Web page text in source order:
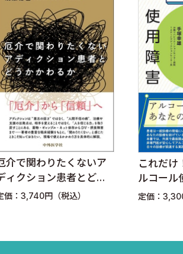
療を提唱する画期的な書です。心
しょう。
介で関わりたくないア
ィクション患者とどう
かわるか
価：3,740円（税込）
これだけ
ルコール
定価：